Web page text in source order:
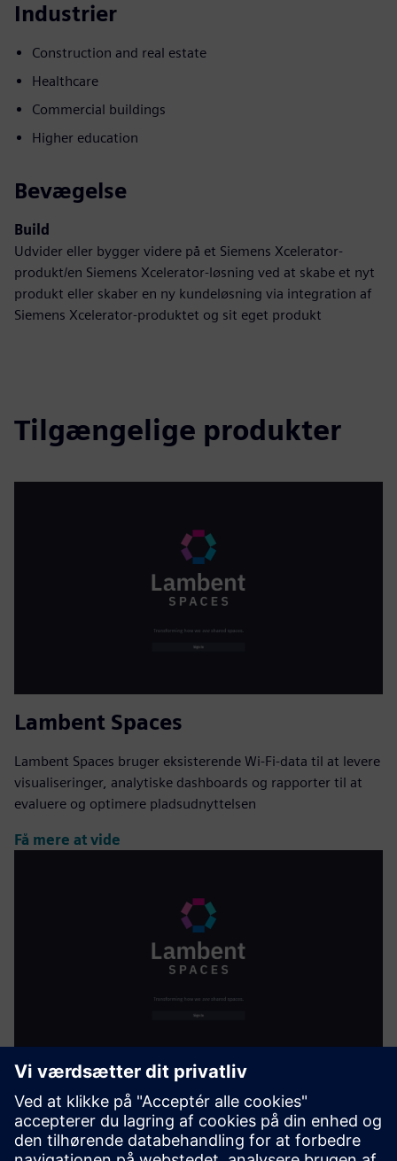
Industrier
Construction and real estate
Healthcare
Commercial buildings
Higher education
Bevægelse
Build
Udvider eller bygger videre på et Siemens Xcelerator-
produkt/en Siemens Xcelerator-løsning ved at skabe et nyt
produkt eller skaber en ny kundeløsning via integration af
Siemens Xcelerator-produktet og sit eget produkt
Tilgængelige produkter
Lambent Spaces
Lambent Spaces bruger eksisterende Wi-Fi-data til at levere
visualiseringer, analytiske dashboards og rapporter til at
evaluere og optimere pladsudnyttelsen
Få mere at vide
AI-Enhanced Occupancy and
Utilization Analytics